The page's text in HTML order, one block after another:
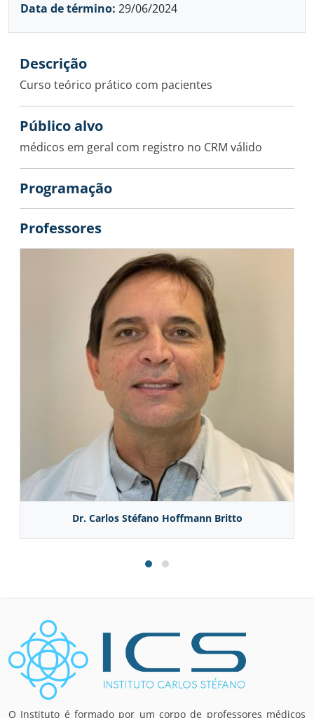
Data de término: 29/06/2024
Descrição
Curso teórico prático com pacientes
Público alvo
médicos em geral com registro no CRM válido
Programação
Professores
Dr. Carlos Stéfano Hoffmann Britto
O Instituto é formado por um corpo de professores médicos